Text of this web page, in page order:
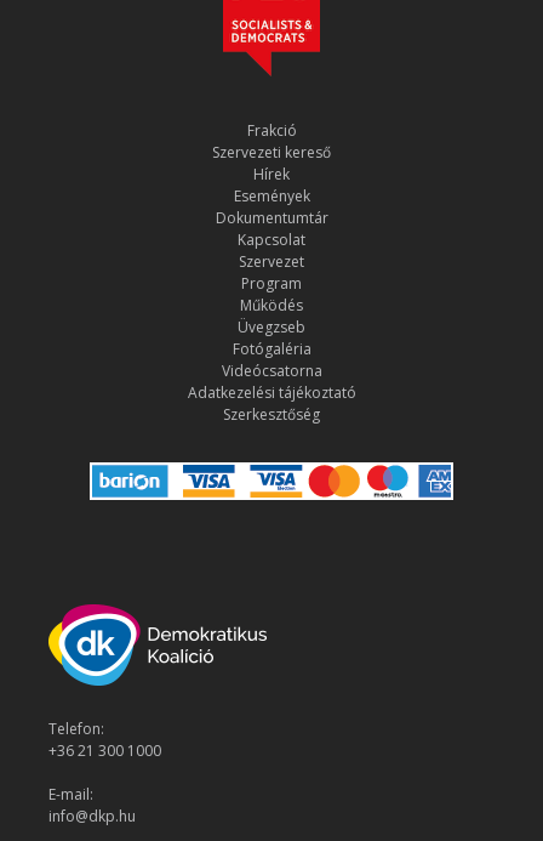
Frakció
Szervezeti kereső
Hírek
Események
Dokumentumtár
Kapcsolat
Szervezet
Program
Működés
Üvegzseb
Fotógaléria
Videócsatorna
Adatkezelési tájékoztató
Szerkesztőség
Telefon:
+36 21 300 1000
E-mail:
info@dkp.hu